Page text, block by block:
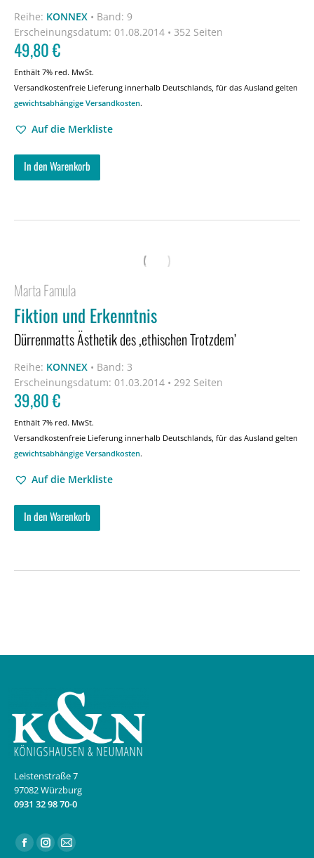
Reihe: KONNEX • Band: 9
Erscheinungsdatum: 01.08.2014 • 352 Seiten
49,80€
Enthält 7% red. MwSt.
Versandkostenfreie Lieferung innerhalb Deutschlands, für das Ausland gelten
gewichtsabhängige Versandkosten.
Auf die Merkliste
In den Warenkorb
Marta Famula
Fiktion und Erkenntnis
Dürrenmatts Ästhetik des ,ethischen Trotzdem’
Reihe: KONNEX • Band: 3
Erscheinungsdatum: 01.03.2014 • 292 Seiten
39,80€
Enthält 7% red. MwSt.
Versandkostenfreie Lieferung innerhalb Deutschlands, für das Ausland gelten
gewichtsabhängige Versandkosten.
Auf die Merkliste
In den Warenkorb
Leistenstraße 7
97082 Würzburg
0931 32 98 70-0
Finden Sie uns auf:
FacebookInstagram
E-